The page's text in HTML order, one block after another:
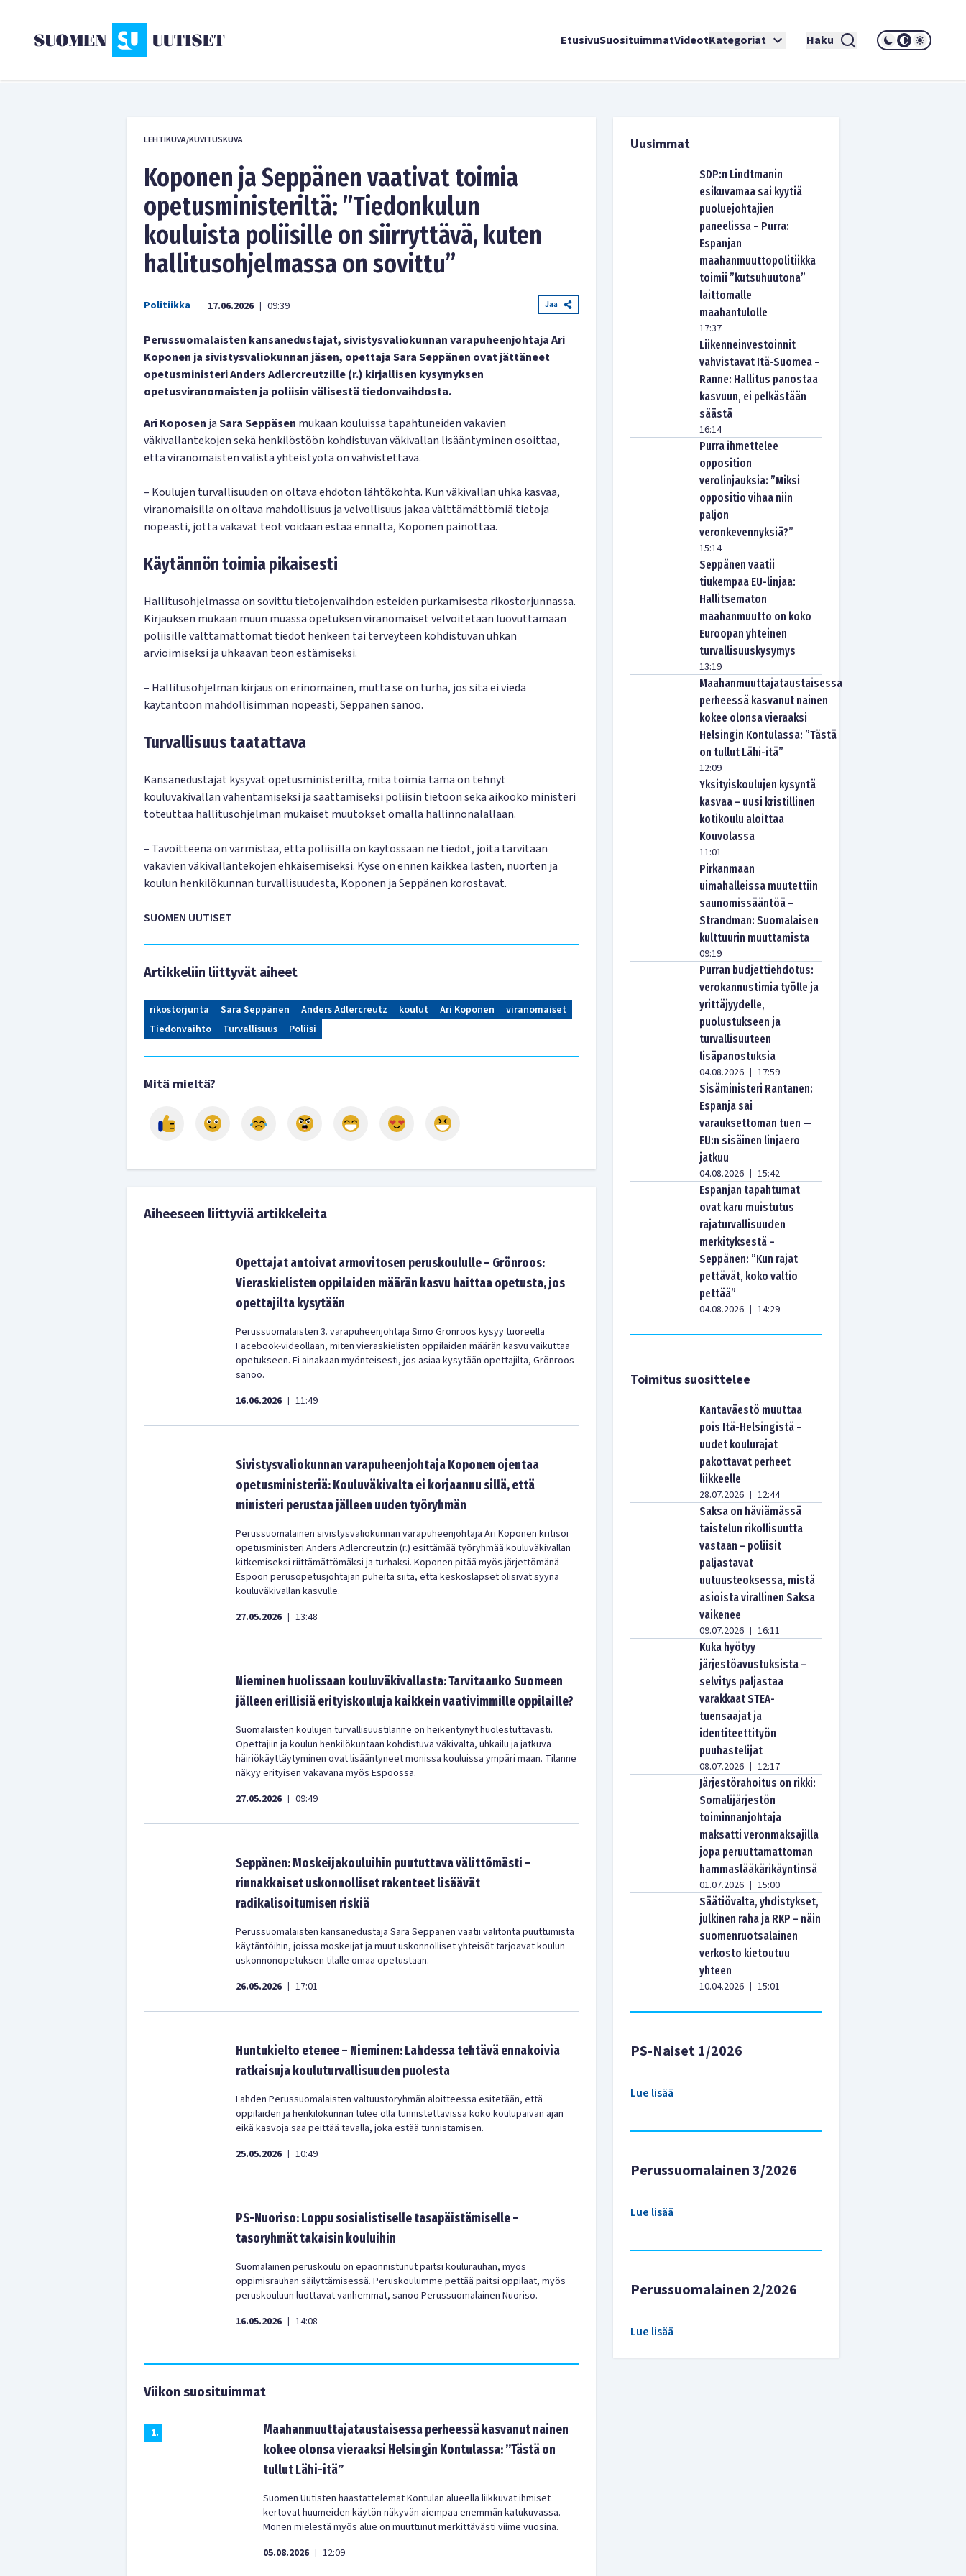
EtusivuSuosituimmatVideotKategoriat Haku
LEHTIKUVA/KUVITUSKUVA
Koponen ja Seppänen vaativat toimia
opetusministeriltä: ”Tiedonkulun
kouluista poliisille on siirryttävä, kuten
hallitusohjelmassa on sovittu”
Politiikka 17.06.2026 | 09:39 Jaa
Perussuomalaisten kansanedustajat, sivistysvaliokunnan varapuheenjohtaja Ari
Koponen ja sivistysvaliokunnan jäsen, opettaja Sara Seppänen ovat jättäneet
opetusministeri Anders Adlercreutzille (r.) kirjallisen kysymyksen
opetusviranomaisten ja poliisin välisestä tiedonvaihdosta.
Ari Koposen jaSara Seppäsen mukaan kouluissa tapahtuneiden vakavien
väkivallantekojen sekä henkilöstöön kohdistuvan väkivallan lisääntyminen osoittaa,
että viranomaisten välistä yhteistyötä on vahvistettava.
– Koulujen turvallisuuden on oltava ehdoton lähtökohta. Kun väkivallan uhka kasvaa,
viranomaisilla on oltava mahdollisuus ja velvollisuus jakaa välttämättömiä tietoja
nopeasti, jotta vakavat teot voidaan estää ennalta, Koponen painottaa.
Käytännön toimia pikaisesti
Hallitusohjelmassa on sovittu tietojenvaihdon esteiden purkamisesta rikostorjunnassa.
Kirjauksen mukaan muun muassa opetuksen viranomaiset velvoitetaan luovuttamaan
poliisille välttämättömät tiedot henkeen tai terveyteen kohdistuvan uhkan
arvioimiseksi ja uhkaavan teon estämiseksi.
– Hallitusohjelman kirjaus on erinomainen, mutta se on turha, jos sitä ei viedä
käytäntöön mahdollisimman nopeasti, Seppänen sanoo.
Turvallisuus taatattava
Kansanedustajat kysyvät opetusministeriltä, mitä toimia tämä on tehnyt
kouluväkivallan vähentämiseksi ja saattamiseksi poliisin tietoon sekä aikooko ministeri
toteuttaa hallitusohjelman mukaiset muutokset omalla hallinnonalallaan.
– Tavoitteena on varmistaa, että poliisilla on käytössään ne tiedot, joita tarvitaan
vakavien väkivallantekojen ehkäisemiseksi. Kyse on ennen kaikkea lasten, nuorten ja
koulun henkilökunnan turvallisuudesta, Koponen ja Seppänen korostavat.
SUOMEN UUTISET
Artikkeliin liittyvät aiheet
rikostorjunta Sara Seppänen Anders Adlercreutz koulut Ari Koponen
viranomaiset
Tiedonvaihto
Turvallisuus Poliisi
Mitä mieltä?
Aiheeseen liittyviä artikkeleita
Opettajat antoivat armovitosen peruskoululle – Grönroos:
Vieraskielisten oppilaiden määrän kasvu haittaa opetusta, jos
opettajilta kysytään
Perussuomalaisten 3. varapuheenjohtaja Simo Grönroos kysyy tuoreella
Facebook-videollaan, miten vieraskielisten oppilaiden määrän kasvu vaikuttaa
opetukseen. Ei ainakaan myönteisesti, jos asiaa kysytään opettajilta, Grönroos
sanoo.
16.06.2026 | 11:49
Sivistysvaliokunnan varapuheenjohtaja Koponen ojentaa
opetusministeriä: Kouluväkivalta ei korjaannu sillä, että
ministeri perustaa jälleen uuden työryhmän
Perussuomalainen sivistysvaliokunnan varapuheenjohtaja Ari Koponen kritisoi
opetusministeri Anders Adlercreutzin (r.) esittämää työryhmää kouluväkivallan
kitkemiseksi riittämättömäksi ja turhaksi. Koponen pitää myös järjettömänä
Espoon perusopetusjohtajan puheita siitä, että keskoslapset olisivat syynä
kouluväkivallan kasvulle.
27.05.2026 | 13:48
Nieminen huolissaan kouluväkivallasta: Tarvitaanko Suomeen
jälleen erillisiä erityiskouluja kaikkein vaativimmille oppilaille?
Suomalaisten koulujen turvallisuustilanne on heikentynyt huolestuttavasti.
Opettajiin ja koulun henkilökuntaan kohdistuva väkivalta, uhkailu ja jatkuva
häiriökäyttäytyminen ovat lisääntyneet monissa kouluissa ympäri maan. Tilanne
näkyy erityisen vakavana myös Espoossa.
27.05.2026 | 09:49
Seppänen: Moskeijakouluihin puututtava välittömästi –
rinnakkaiset uskonnolliset rakenteet lisäävät
radikalisoitumisen riskiä
Perussuomalaisten kansanedustaja Sara Seppänen vaatii välitöntä puuttumista
käytäntöihin, joissa moskeijat ja muut uskonnolliset yhteisöt tarjoavat koulun
uskonnonopetuksen tilalle omaa opetustaan.
26.05.2026 | 17:01
Huntukielto etenee – Nieminen: Lahdessa tehtävä ennakoivia
ratkaisuja kouluturvallisuuden puolesta
Lahden Perussuomalaisten valtuustoryhmän aloitteessa esitetään, että
oppilaiden ja henkilökunnan tulee olla tunnistettavissa koko koulupäivän ajan
eikä kasvoja saa peittää tavalla, joka estää tunnistamisen.
25.05.2026 | 10:49
PS-Nuoriso: Loppu sosialistiselle tasapäistämiselle –
tasoryhmät takaisin kouluihin
Suomalainen peruskoulu on epäonnistunut paitsi koulurauhan, myös
oppimisrauhan säilyttämisessä. Peruskoulumme pettää paitsi oppilaat, myös
peruskouluun luottavat vanhemmat, sanoo Perussuomalainen Nuoriso.
16.05.2026 | 14:08
Viikon suosituimmat
1.
Maahanmuuttajataustaisessa perheessä kasvanut nainen
kokee olonsa vieraaksi Helsingin Kontulassa: ”Tästä on
tullut Lähi-itä”
Suomen Uutisten haastattelemat Kontulan alueella liikkuvat ihmiset
kertovat huumeiden käytön näkyvän aiempaa enemmän katukuvassa.
Monen mielestä myös alue on muuttunut merkittävästi viime vuosina.
05.08.2026 | 12:09
Uusimmat
SDP:n Lindtmanin
esikuvamaa sai kyytiä
puoluejohtajien
paneelissa – Purra:
Espanjan
maahanmuuttopolitiikka
toimii ”kutsuhuutona”
laittomalle
maahantulolle
17:37
Liikenneinvestoinnit
vahvistavat Itä-Suomea –
Ranne: Hallitus panostaa
kasvuun, ei pelkästään
säästä
16:14
Purra ihmettelee
opposition
verolinjauksia: ”Miksi
oppositio vihaa niin
paljon
veronkevennyksiä?”
15:14
Seppänen vaatii
tiukempaa EU-linjaa:
Hallitsematon
maahanmuutto on koko
Euroopan yhteinen
turvallisuuskysymys
13:19
Maahanmuuttajataustaisessa
perheessä kasvanut nainen
kokee olonsa vieraaksi
Helsingin Kontulassa: ”Tästä
on tullut Lähi-itä”
12:09
Yksityiskoulujen kysyntä
kasvaa – uusi kristillinen
kotikoulu aloittaa
Kouvolassa
11:01
Pirkanmaan
uimahalleissa muutettiin
saunomissääntöä –
Strandman: Suomalaisen
kulttuurin muuttamista
09:19
Purran budjettiehdotus:
verokannustimia työlle ja
yrittäjyydelle,
puolustukseen ja
turvallisuuteen
lisäpanostuksia
04.08.2026 | 17:59
Sisäministeri Rantanen:
Espanja sai
varauksettoman tuen —
EU:n sisäinen linjaero
jatkuu
04.08.2026 | 15:42
Espanjan tapahtumat
ovat karu muistutus
rajaturvallisuuden
merkityksestä –
Seppänen: ”Kun rajat
pettävät, koko valtio
pettää”
04.08.2026 | 14:29
Toimitus suosittelee
Kantaväestö muuttaa
pois Itä-Helsingistä –
uudet koulurajat
pakottavat perheet
liikkeelle
28.07.2026 | 12:44
Saksa on häviämässä
taistelun rikollisuutta
vastaan – poliisit
paljastavat
uutuusteoksessa, mistä
asioista virallinen Saksa
vaikenee
09.07.2026 | 16:11
Kuka hyötyy
järjestöavustuksista –
selvitys paljastaa
varakkaat STEA-
tuensaajat ja
identiteettityön
puuhastelijat
08.07.2026 | 12:17
Järjestörahoitus on rikki:
Somalijärjestön
toiminnanjohtaja
maksatti veronmaksajilla
jopa peruuttamattoman
hammaslääkärikäyntinsä
01.07.2026 | 15:00
Säätiövalta, yhdistykset,
julkinen raha ja RKP – näin
suomenruotsalainen
verkosto kietoutuu
yhteen
10.04.2026 | 15:01
PS-Naiset 1/2026
Lue lisää
Perussuomalainen 3/2026
Lue lisää
Perussuomalainen 2/2026
Lue lisää